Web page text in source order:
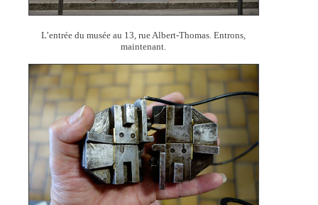
L’entrée du musée au 13, rue Albert-Thomas. Entrons,
maintenant.